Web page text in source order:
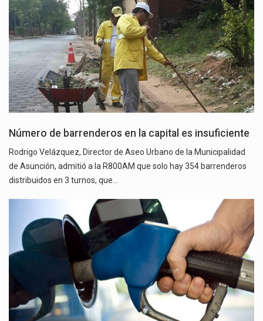
Número de barrenderos en la capital es insuficiente
Rodrigo Velázquez, Director de Aseo Urbano de la Municipalidad
de Asunción, admitió a la R800AM que solo hay 354 barrenderos
distribuidos en 3 turnos, que…